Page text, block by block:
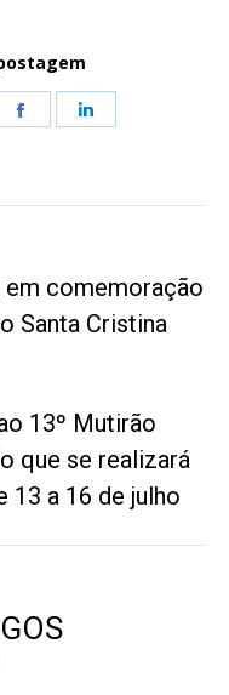
Share
em comemoração
Santa Cristina
13º Mutirão
que se realizará
13 a 16 de julho